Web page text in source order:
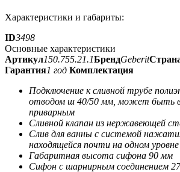
Характеристики и габариты:
ID3498
Основные характеристики
Артикул150.755.21.1БрендGeberit
Гарантия1 год Комплектация
Подключение к сливной трубе
отводом ш 40/50 мм, может быть
приварным
Сливной клапан из нержавеющей
Слив для ванны с системой
находящейся почти на одном
Габаритная высота сифона 90 мм
Сифон с шарнирным соединением